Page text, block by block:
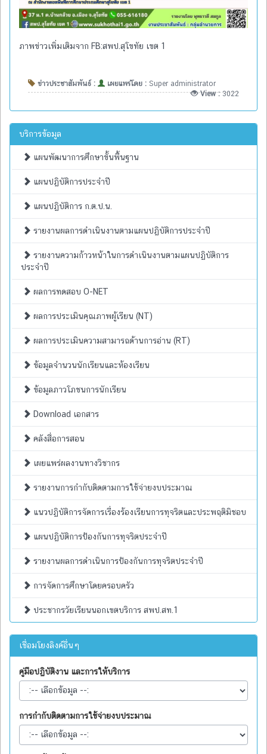
ภาพข่าวเพิ่มเติมจาก FB:สพป.สุโขทัย เขต 1
ข่าวประชาสัมพันธ์ : เผยแพร่โดย : Super administrator
View :3022
บริการข้อมูล
แผนพัฒนาการศึกษาขั้นพื้นฐาน
แผนปฏิบัติการประจำปี
แผนปฏิบัติการ ก.ต.ป.น.
รายงานผลการดำเนินงานตามแผนปฏิบัติการประจำปี
รายงานความก้าวหน้าในการดำเนินงานตามแผนปฏิบัติการ
ประจำปี
ผลการทดสอบ O-NET
ผลการประเมินคุณภาพผู้เรียน (NT)
ผลการประเมินความสามารถด้านการอ่าน (RT)
ข้อมูลจำนวนนักเรียนและห้องเรียน
ข้อมูลภาวโภชนการนักเรียน
Download เอกสาร
คลังสื่อการสอน
เผยแพร่ผลงานทางวิชากร
รายงานการกำกับติดตามการใช้จ่ายงบประมาณ
แนวปฏิบัติการจัดการเรื่องร้องเรียนการทุจริตและประพฤติมิชอบ
แผนปฏิบัติการป้องกันการทุจริตประจำปี
รายงานผลการดำเนินการป้องกันการทุจริตประจำปี
การจัดการศึกษาโดยครอบครัว
ประชากรวัยเรียนนอกเขตบริการ สพป.สท.1
เชื่อมโยงลิงค์อื่นๆ
คู่มือปฏิบัติงาน และการให้บริการ
การกำกับติดตามการใช้จ่ายงบประมาณ